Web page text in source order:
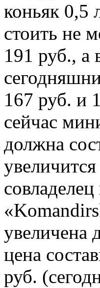
коньяк 0,5
стоить не
191 руб., а
167 руб. и
сейчас
должна
увеличена
цена
руб.